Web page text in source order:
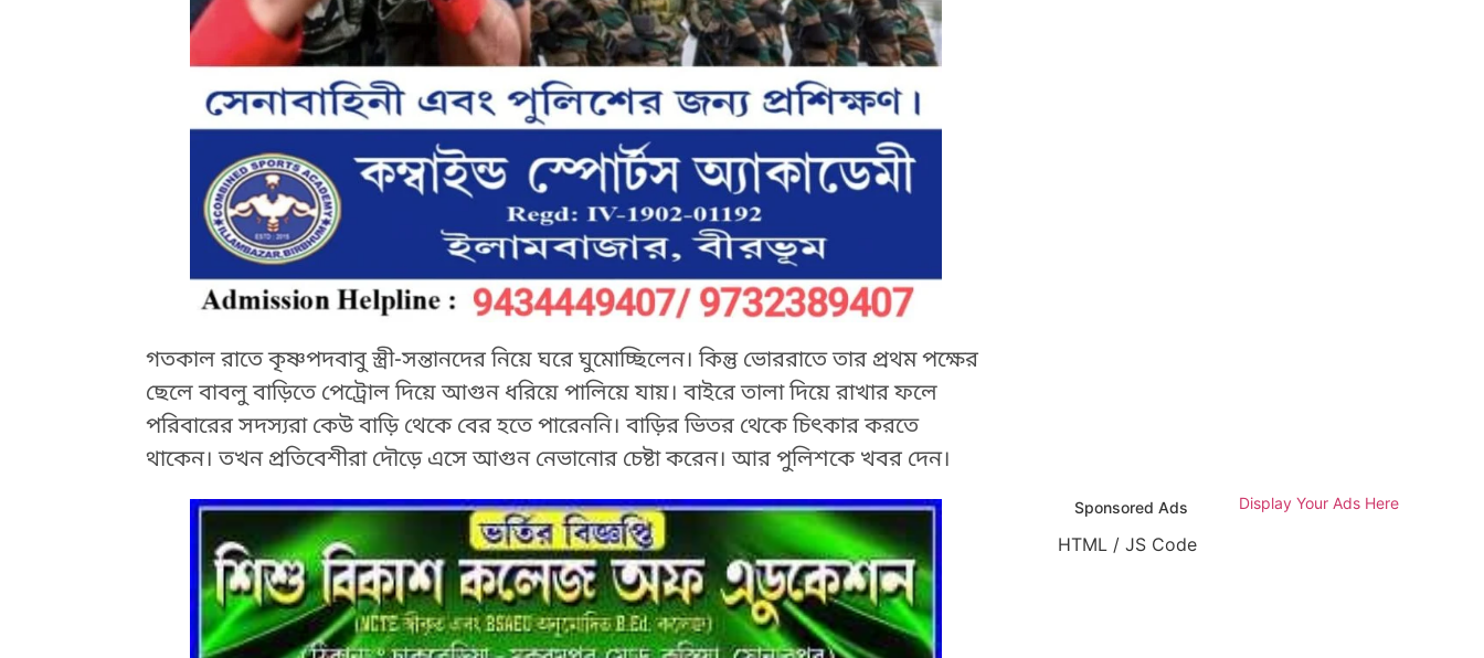
গতকাল রাতে কৃষ্ণপদবাবু স্ত্রী-সন্তানদের নিয়ে ঘরে ঘুমোচ্ছিলেন। কিন্তু ভোররাতে তার প্রথম পক্ষের
ছেলে বাবলু বাড়িতে পেট্রোল দিয়ে আগুন ধরিয়ে পালিয়ে যায়। বাইরে তালা দিয়ে রাখার ফলে
পরিবারের সদস্যরা কেউ বাড়ি থেকে বের হতে পারেননি। বাড়ির ভিতর থেকে চিৎকার করতে
থাকেন। তখন প্রতিবেশীরা দৌড়ে এসে আগুন নেভানোর চেষ্টা করেন। আর পুলিশকে খবর দেন।
Sponsored Ads Display Your Ads Here
HTML / JS Code HTML / JS Code